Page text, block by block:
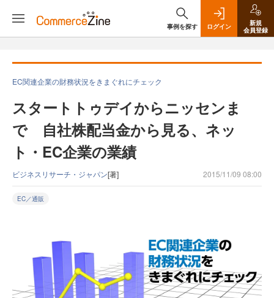
事例を探す ログイン
新規
会員登録
EC関連企業の財務状況をきまぐれにチェック
スタートトゥデイからニッセンま
で 自社株配当金から見る、ネッ
ト・EC企業の業績
ビジネスリサーチ・ジャパン[著] 2015/11/09 08:00
EC／通販